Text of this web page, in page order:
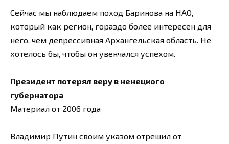
Сейчас мы наблюдаем поход Баринова на НАО,
который как регион, гораздо более интересен для
него, чем депрессивная Архангельская область. Не
хотелось бы, чтобы он увенчался успехом.
Президент потерял веру в ненецкого
губернатора
Материал от 2006 года
Владимир Путин своим указом отрешил от